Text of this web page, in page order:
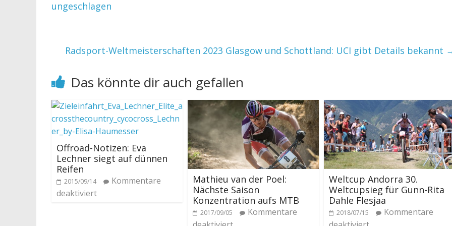
ungeschlagen
Radsport-Weltmeisterschaften 2023 Glasgow und Schottland: UCI gibt Details bekannt
Das könnte dir auch gefallen
Offroad-Notizen: Eva
Lechner siegt auf dünnen
Reifen
2015/09/14
Kommentare
deaktiviert
Mathieu van der Poel:
Nächste Saison
Konzentration aufs MTB
2017/09/05
Kommentare
Weltcup Andorra 30.
Weltcupsieg für Gunn-Rita
Dahle Flesjaa
2018/07/15
Kommentare